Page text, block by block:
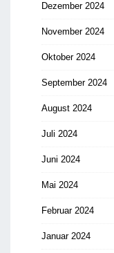
Dezember 2024
November 2024
Oktober 2024
September 2024
August 2024
Juli 2024
Juni 2024
Mai 2024
Februar 2024
Januar 2024